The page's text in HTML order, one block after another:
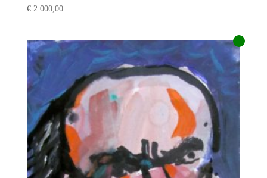
€2 000,00